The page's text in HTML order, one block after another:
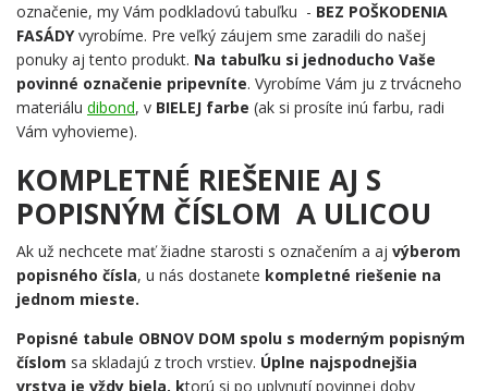
označenie, my Vám podkladovú tabuľku - BEZ POŠKODENIA
FASÁDYvyrobíme. Pre veľký záujem sme zaradili do našej
ponuky aj tento produkt. Na tabuľku si jednoducho Vaše
povinné označenie pripevníte. Vyrobíme Vám ju z trvácneho
materiálu dibond, v BIELEJ farbe (ak si prosíte inú farbu, radi
Vám vyhovieme).
KOMPLETNÉ RIEŠENIE AJ S
POPISNÝM ČÍSLOM A ULICOU
Ak už nechcete mať žiadne starosti s označením a aj výberom
popisného čísla, u nás dostanete kompletné riešenie na
jednom mieste.
Popisné tabule OBNOV DOM spolu s moderným popisným
číslom sa skladajú z troch vrstiev. Úplne najspodnejšia
vrstva je vždy biela, ktorú si po uplynutí povinnej doby